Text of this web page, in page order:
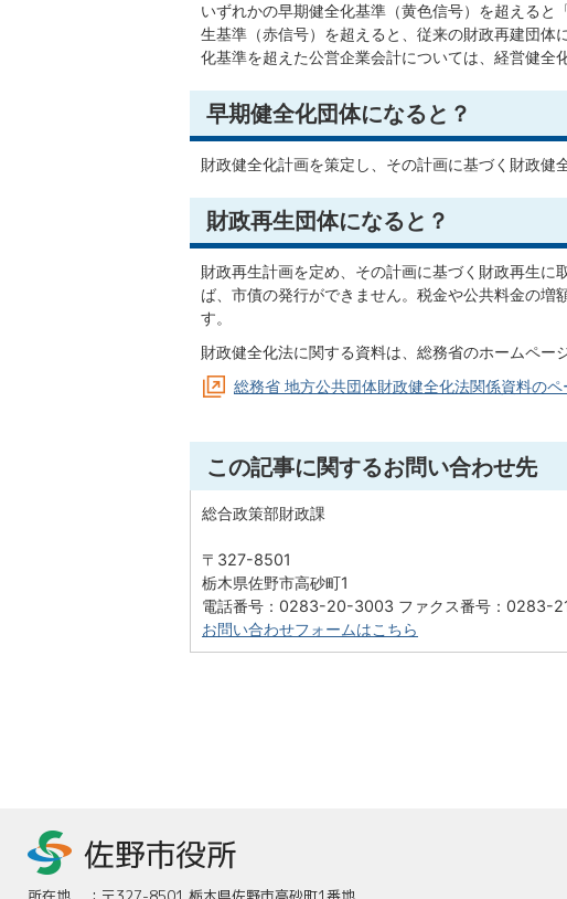
いずれかの早期健全化基準（黄色信号）を超える
生基準（赤信号）を超えると、従来の財政再建団
化基準を超えた公営企業会計については、経営健全
早期健全化団体になると？
財政健全化計画を策定し、その計画に基づく財政健
財政再生団体になると？
財政再生計画を定め、その計画に基づく財政再生
ば、市債の発行ができません。税金や公共料金の増
す。
財政健全化法に関する資料は、総務省のホームペー
総務省 地方公共団体財政健全化法関係資料のペ
この記事に関するお問い合わせ先
総合政策部財政課
〒327-8501
栃木県佐野市高砂町1
電話番号：0283-20-3003 ファクス番号：0283-
お問い合わせフォームはこちら